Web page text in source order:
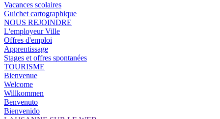
Vacances scolaires
Guichet cartographique
NOUS REJOINDRE
L'employeur Ville
Offres d'emploi
Apprentissage
Stages et offres spontanées
TOURISME
Bienvenue
Welcome
Willkommen
Benvenuto
Bienvenido